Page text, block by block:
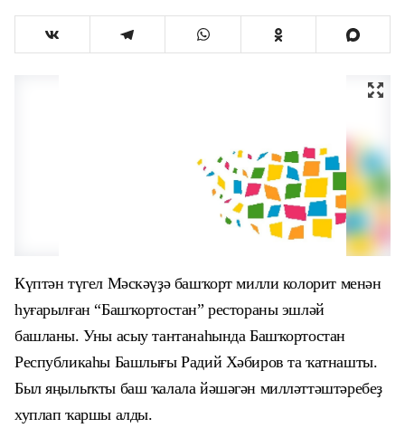
Күптән түгел Мәскәүҙә башҡорт милли колорит менән
һуғарылған “Башҡортостан” рестораны эшләй
башланы. Уны асыу тантанаһында Башҡортостан
Республикаһы Башлығы Радий Хәбиров та ҡатнашты.
Был яңылыҡты баш ҡалала йәшәгән милләттәштәребеҙ
хуплап ҡаршы алды.